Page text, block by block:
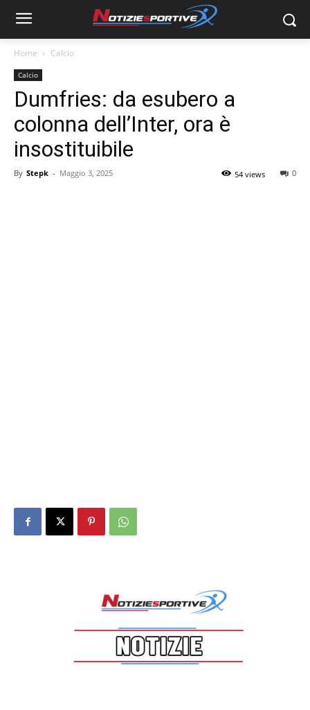
Home Calcio
Calcio
Dumfries: da esubero a
colonna dell’Inter, ora è
insostituibile
By Stepk - Maggio 3, 2025 0
54 views